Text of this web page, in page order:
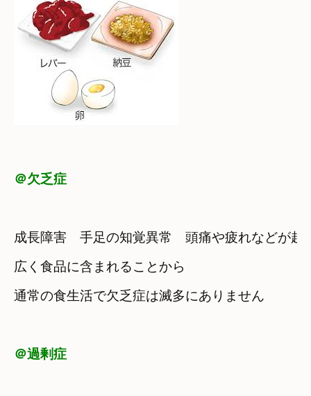
＠欠乏症
成長障害　手足の知覚異常　頭痛や疲れなどが起
広く食品に含まれることから
通常の食生活で欠乏症は滅多にありません
＠過剰症